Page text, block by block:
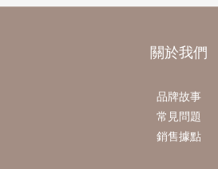
關於我們
品牌故事
常見問題
銷售據點